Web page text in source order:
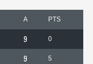
A PTS
9 0
9 5